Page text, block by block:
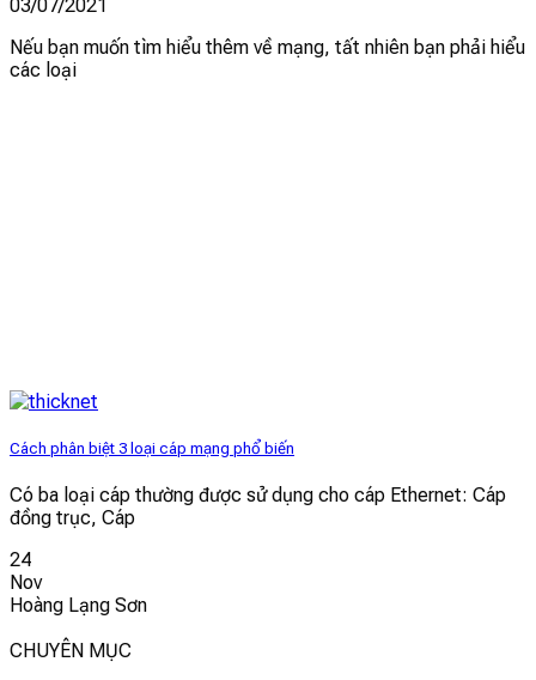
03/07/2021
Nếu bạn muốn tìm hiểu thêm về mạng, tất nhiên bạn phải hiểu
các loại
Cách phân biệt 3 loại cáp mạng phổ biến
Có ba loại cáp thường được sử dụng cho cáp Ethernet: Cáp
đồng trục, Cáp
24
Nov
Hoàng Lạng Sơn
CHUYÊN MỤC